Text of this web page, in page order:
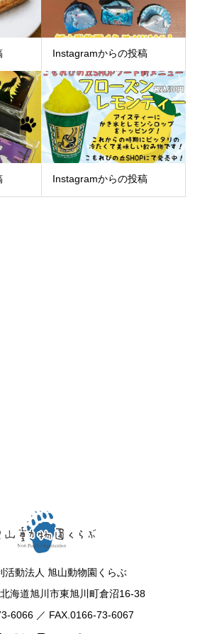
Instagramからの投稿
Instagramからの投稿
活動法人 旭山動物園くらぶ
海道旭川市東旭川町倉沼16-38
6066 ／ FAX.0166-73-6067